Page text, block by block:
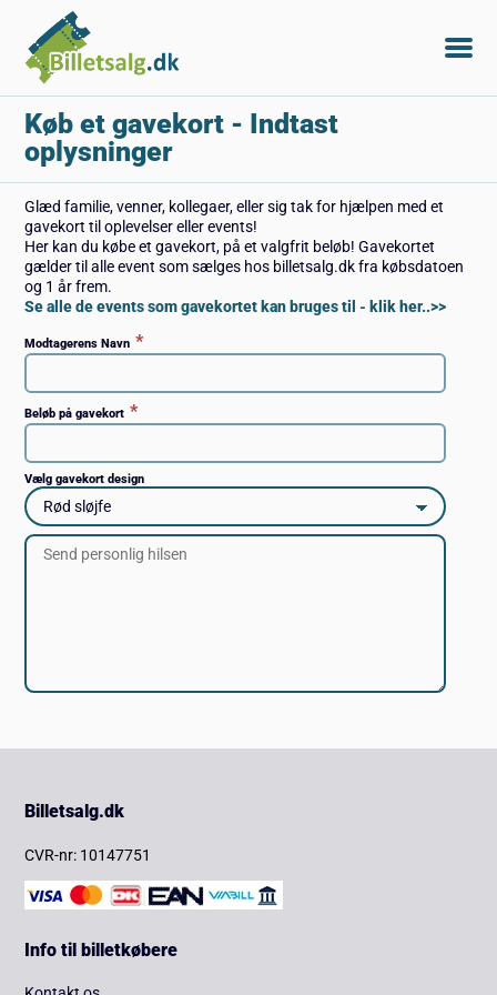
Køb et gavekort - Indtast
oplysninger
Glæd familie, venner, kollegaer, eller sig tak for hjælpen med et
gavekort til oplevelser eller events!
Her kan du købe et gavekort, på et valgfrit beløb! Gavekortet
gælder til alle event som sælges hos billetsalg.dk fra købsdatoen
og 1 år frem.
Se alle de events som gavekortet kan bruges til - klik her..>>
Modtagerens Navn *
Beløb på gavekort *
Vælg gavekort design
Billetsalg.dk
CVR-nr: 10147751
Info til billetkøbere